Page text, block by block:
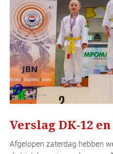
Verslag DK-12
Afgelopen zaterdag hebben